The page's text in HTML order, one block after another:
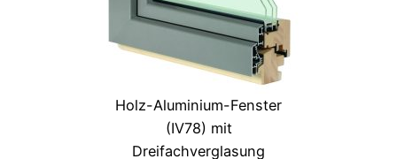
Holz-Aluminium-Fenster
(IV78) mit
Dreifachverglasung